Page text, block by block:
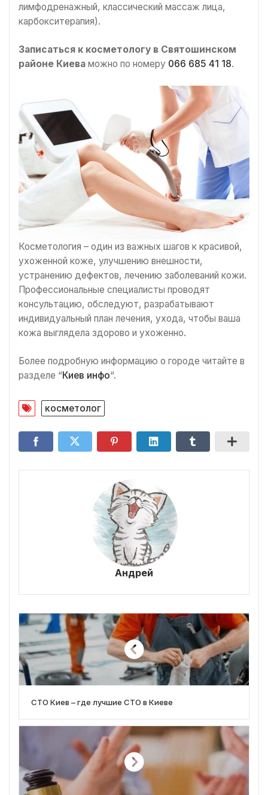
лимфодренажный, классический массаж лица,
карбокситерапия).
Записаться к косметологу в Святошинском
районе Киева можно по номеру 066 685 41 18.
Косметология – один из важных шагов к красивой,
ухоженной коже, улучшению внешности,
устранению дефектов, лечению заболеваний кожи.
Профессиональные специалисты проводят
консультацию, обследуют, разрабатывают
индивидуальный план лечения, ухода, чтобы ваша
кожа выглядела здорово и ухоженно.
Более подробную информацию о городе читайте в
разделе “Киев инфо“.
косметолог
Андрей
СТО Киев – где лучшие СТО в Киеве